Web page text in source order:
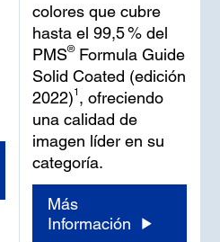
colores que cubre
hasta el 99,5 % del
PMS®Formula Guide
Solid Coated (edición
2022)1 , ofreciendo
una calidad de
imagen líder en su
categoría.
Más
Información